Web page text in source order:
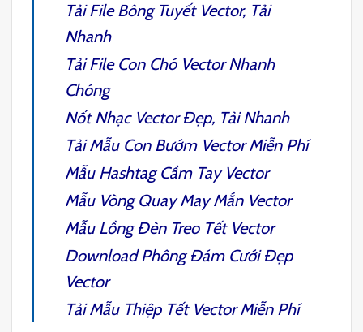
Tải FileBông Tuyết Vector, Tải
Nhanh
Tải File Con Chó VectorNhanh
Chóng
Nốt Nhạc VectorĐẹp, Tải Nhanh
Tải Mẫu Con Bướm VectorMiễn Phí
Mẫu Hashtag Cầm Tay Vector
Mẫu Vòng Quay May Mắn Vector
Mẫu Lồng Đèn Treo Tết Vector
DownloadPhông Đám Cưới Đẹp
Vector
Tải Mẫu Thiệp Tết VectorMiễn Phí